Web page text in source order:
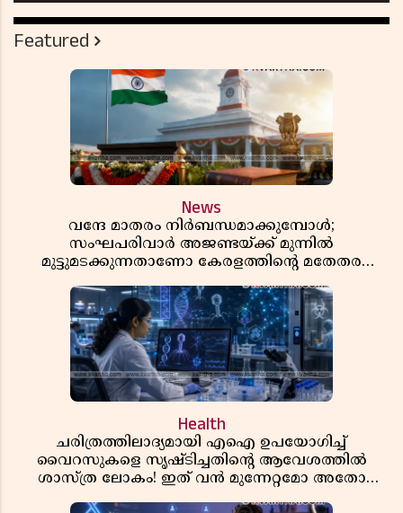
Featured
News
വന്ദേ മാതരം നിർബന്ധമാക്കുമ്പോൾ;
സംഘപരിവാർ അജണ്ടയ്ക്ക് മുന്നിൽ
മുട്ടുമടക്കുന്നതാണോ കേരളത്തിന്റെ മതേതര
Health
ചരിത്രത്തിലാദ്യമായി എഐ ഉപയോഗിച്ച്
വൈറസുകളെ സൃഷ്ടിച്ചതിന്റെ ആവേശത്തിൽ
ശാസ്ത്ര ലോകം! ഇത് വൻ മുന്നേറ്റമോ അതോ